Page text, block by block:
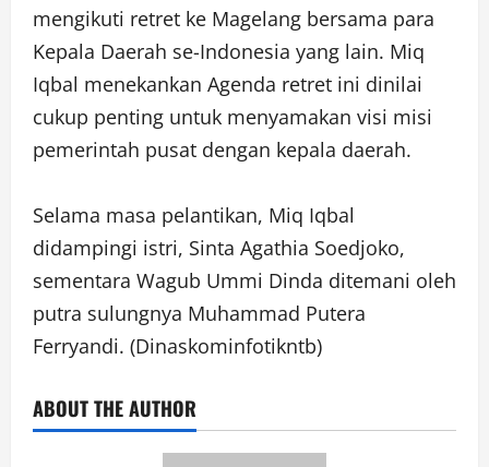
mengikuti retret ke Magelang bersama para
Kepala Daerah se-Indonesia yang lain. Miq
Iqbal menekankan Agenda retret ini dinilai
cukup penting untuk menyamakan visi misi
pemerintah pusat dengan kepala daerah.
Selama masa pelantikan, Miq Iqbal
didampingi istri, Sinta Agathia Soedjoko,
sementara Wagub Ummi Dinda ditemani oleh
putra sulungnya Muhammad Putera
Ferryandi. (Dinaskominfotikntb)
ABOUT THE AUTHOR